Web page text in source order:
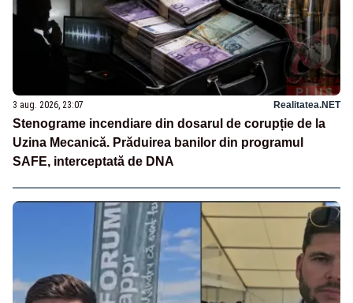
3 aug. 2026, 23:07 Realitatea.NET
Stenograme incendiare din dosarul de corupție de la
Uzina Mecanică. Prăduirea banilor din programul
SAFE, interceptată de DNA